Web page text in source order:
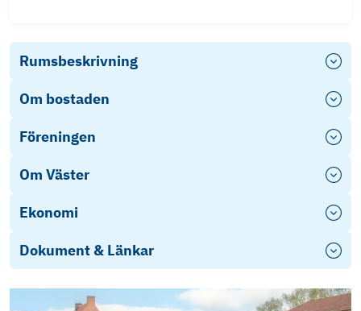
Rumsbeskrivning
Om bostaden
Föreningen
Om Väster
Ekonomi
Dokument & Länkar
fragelista-publik_2025-09-10_16-37